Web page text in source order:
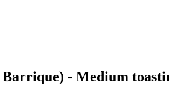
Barrique) - Medium